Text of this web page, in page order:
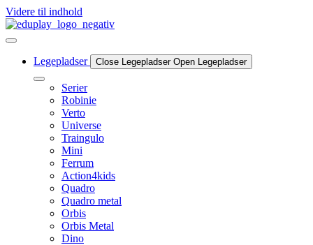
Videre til indhold
Legepladser Close Legepladser Open Legepladser
Serier
Robinie
Verto
Universe
Traingulo
Mini
Ferrum
Action4kids
Quadro
Quadro metal
Orbis
Orbis Metal
Dino